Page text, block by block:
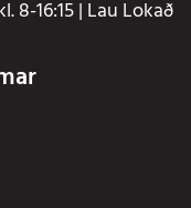
8-16:15 | Lau Lokað